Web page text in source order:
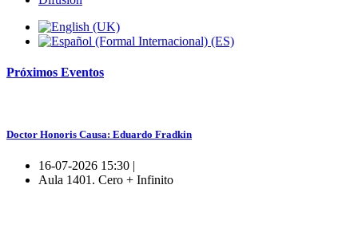
Próximos Eventos
Doctor Honoris Causa: Eduardo Fradkin
16-07-2026 15:30 |
Aula 1401. Cero + Infinito